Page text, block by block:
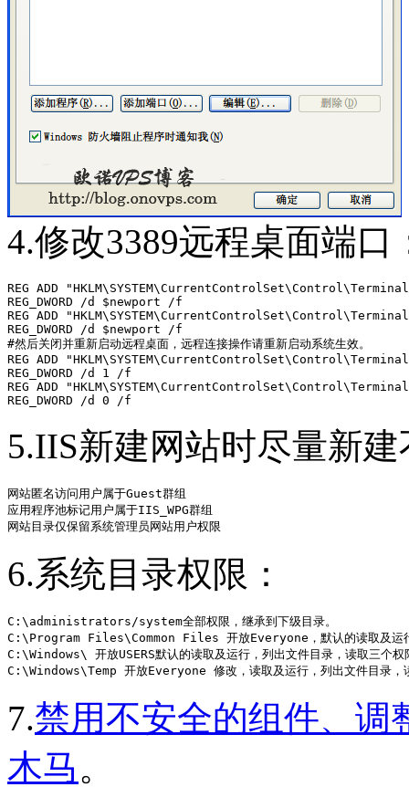
4.修改3389远程桌面端口
REG ADD
REG_DWORD /d $newport /f
REG ADD
REG_DWORD /d $newport /f
#然后关闭并重新启动远程桌面，远程连接操作请重新启动系统生效。
REG ADD
REG_DWORD /d 1 /f
REG ADD
REG_DWORD /d 0 /f
5.IIS新建网站时尽量新
网站匿名访问用户属于Guest群组
应用程序池标记用户属于IIS_WPG群组
网站目录仅保留系统管理员网站用户权限
6.系统目录权限：
C:\administrators/system全部权限，继承到下级目录。
C:\Program Files\Common Files 开放Everyone，默认的读取及运行
C:\Windows\ 开放USERS默认的读取及运行，列出文件目录，读取三个权
C:\Windows\Temp 开放Everyone 修改，读取及运行，列出文件目录，
7.禁用不安全的组件、调
木马 。